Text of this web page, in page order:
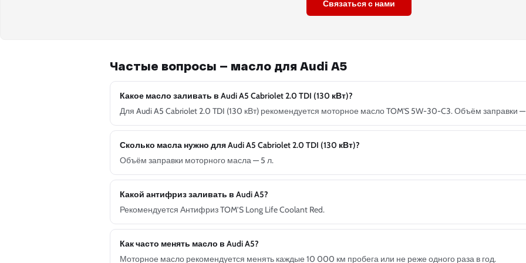
Связаться с нами
Частые вопросы — масло для Audi A5
Какое масло заливать в Audi A5 Cabriolet 2.0 TDI (130 кВт)?
Для Audi A5 Cabriolet 2.0 TDI (130 кВт) рекомендуется моторное масло TOM'S 5W-30-C3. Объём заправки
Сколько масла нужно для Audi A5 Cabriolet 2.0 TDI (130 кВт)?
Объём заправки моторного масла — 5 л.
Какой антифриз заливать в Audi A5?
Рекомендуется Антифриз TOM’S Long Life Coolant Red.
Как часто менять масло в Audi A5?
Моторное масло рекомендуется менять каждые 10 000 км пробега или не реже одного раза в год.